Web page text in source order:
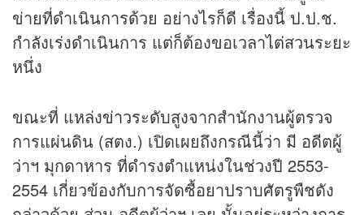
ข่ายที่ดำเนินการด้วย อย่างไรก็ดี เรื่องนี้ ป.ป.ช.
กำลังเร่งดำเนินการ แต่ก็ต้องขอเวลาไต่สวนระยะ
หนึ่ง
ขณะที่ แหล่งข่าวระดับสูงจากสำนักงานผู้ตรวจ
การแผ่นดิน (สตง.) เปิดเผยถึงกรณีนี้ว่า มี อดีตผู้
ว่าฯ มุกดาหาร ที่ดำรงตำแหน่งในช่วงปี 2553-
2554 เกี่ยวข้องกับการจัดซื้อยาปราบศัตรูพืชดัง